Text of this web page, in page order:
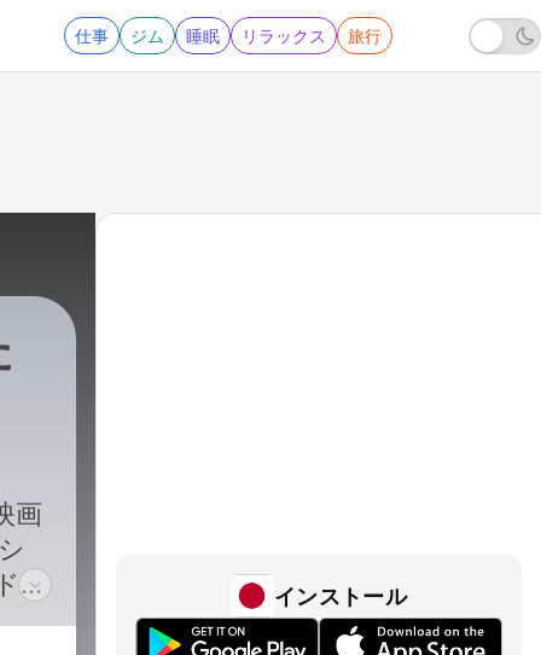
仕事 ジム 睡眠 リラックス 旅行
画
キ
編
インストール